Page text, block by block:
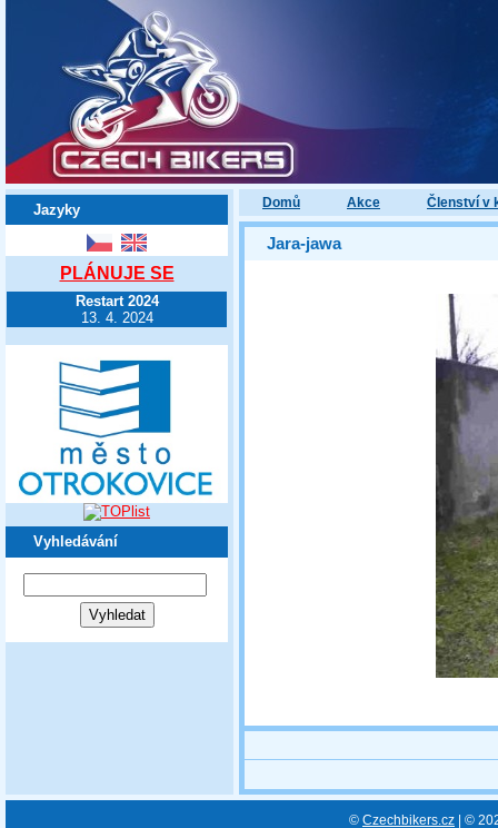
Domů Akce Členství v
Jazyky
PLÁNUJE SE
Restart 2024
13. 4. 2024
Vyhledávání
Jara-jawa
© Czechbikers.cz | ©